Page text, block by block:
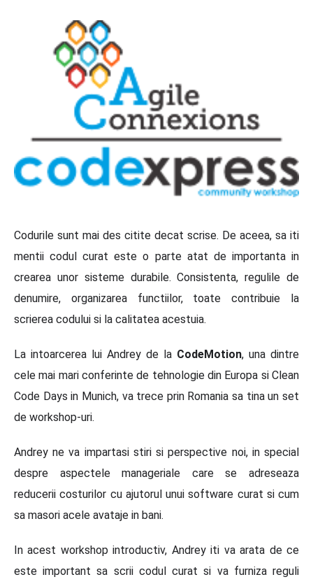
Codurile sunt mai des citite decat scrise. De aceea, sa iti
mentii codul curat este o parte atat de importanta in
crearea unor sisteme durabile. Consistenta, regulile de
denumire, organizarea functiilor, toate contribuie la
scrierea codului si la calitatea acestuia.
La intoarcerea lui Andrey de la CodeMotion, una dintre
cele mai mari conferinte de tehnologie din Europa si Clean
Code Days in Munich, va trece prin Romania sa tina un set
de workshop-uri.
Andrey ne va impartasi stiri si perspective noi, in special
despre aspectele manageriale care se adreseaza
reducerii costurilor cu ajutorul unui software curat si cum
sa masori acele avataje in bani.
In acest workshop introductiv, Andrey iti va arata de ce
este important sa scrii codul curat si va furniza reguli